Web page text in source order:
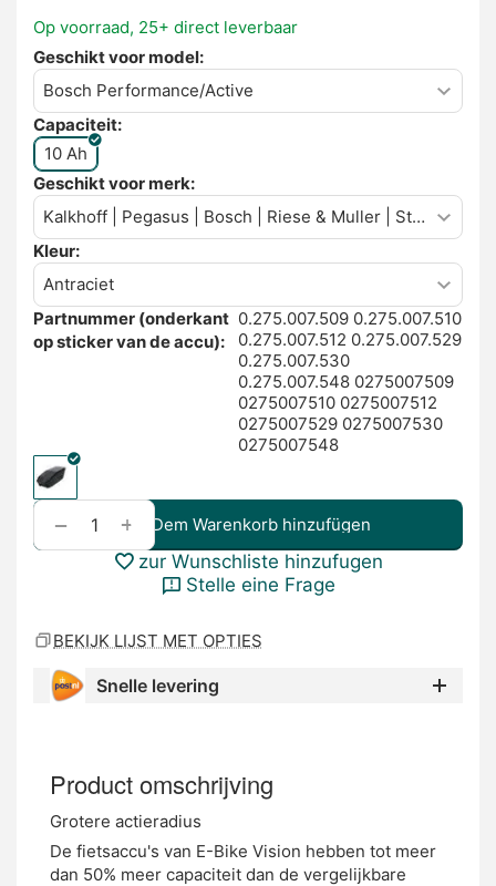
Op voorraad, 25+ direct leverbaar
Geschikt voor model:
Capaciteit:
10 Ah
Geschikt voor merk:
Kleur:
Partnummer (onderkant
op sticker van de accu):
0.275.007.509 0.275.007.510
0.275.007.512 0.275.007.529
0.275.007.530
0.275.007.548 0275007509
0275007510 0275007512
0275007529 0275007530
0275007548
+
− Dem Warenkorb hinzufügen
zur Wunschliste hinzufugen
Stelle eine Frage
BEKIJK LIJST MET OPTIES
Snelle levering
Product omschrijving
Grotere actieradius
De fietsaccu's van E-Bike Vision hebben tot meer
dan 50% meer capaciteit dan de vergelijkbare